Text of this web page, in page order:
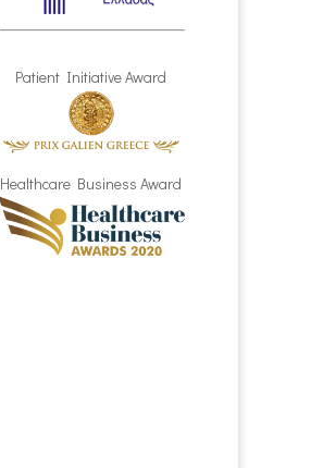
Patient Initiative Award
Healthcare Business Award